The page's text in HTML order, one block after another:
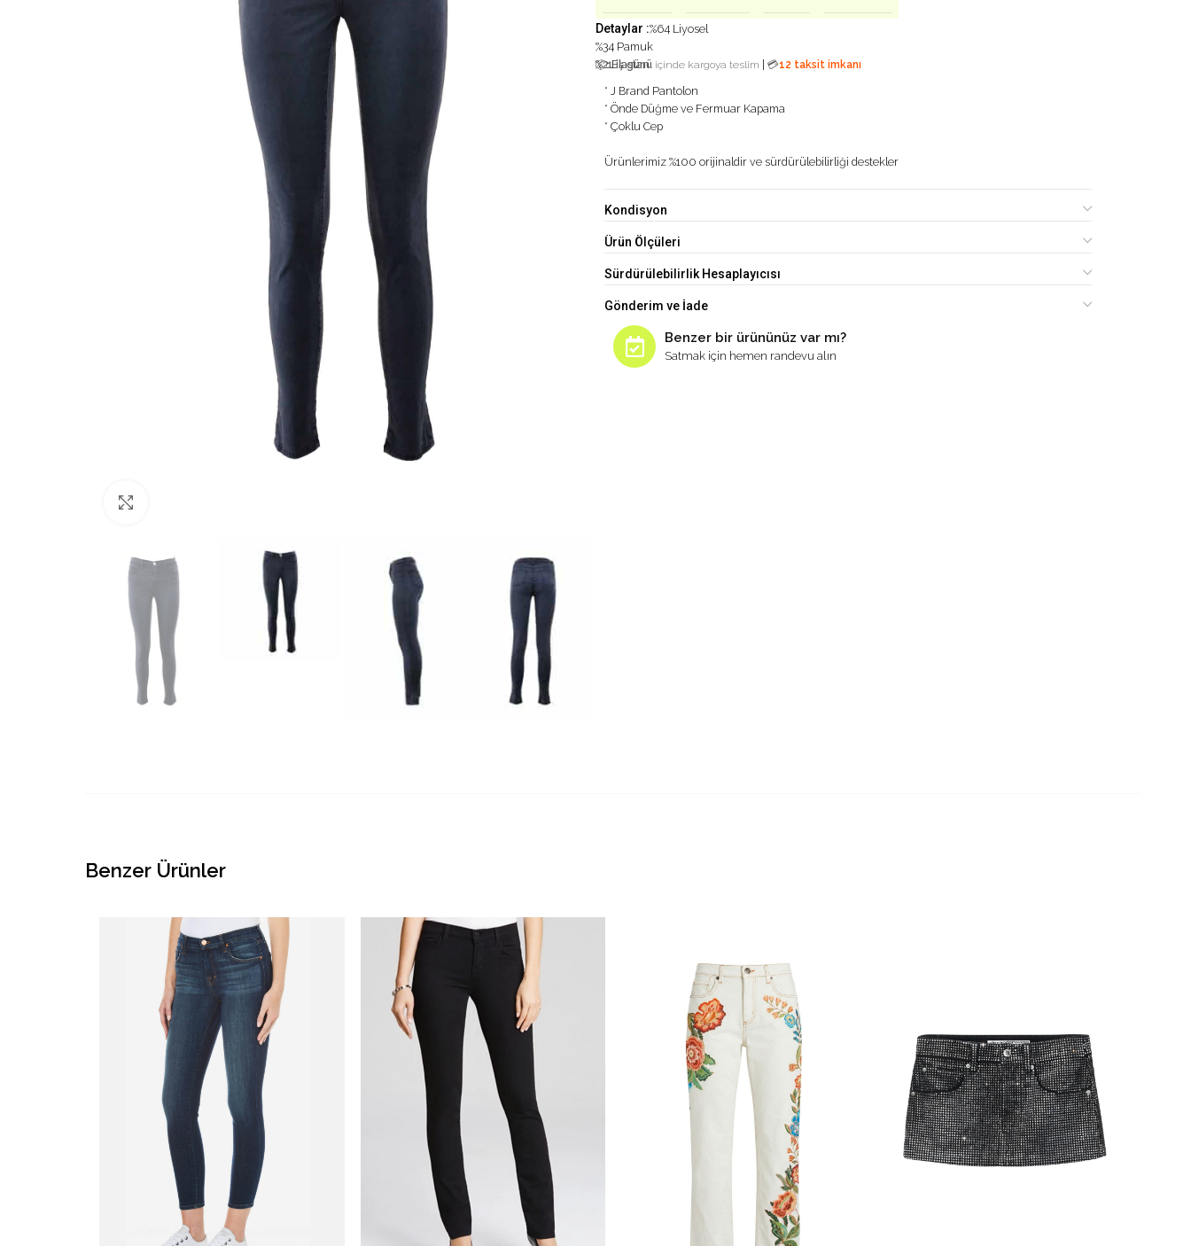
Detaylar :%64 Liyosel
%34 Pamuk
%2 Elastan
📦1 iş günü içinde kargoya teslim 💳12 taksit imkanı
* J Brand Pantolon
* Önde Düğme ve Fermuar Kapama
* Çoklu Cep
Ürünlerimiz %100 orijinaldir ve sürdürülebilirliği destekler
Kondisyon
Ürün Ölçüleri
Sürdürülebilirlik Hesaplayıcısı
Gönderim ve İade
Benzer bir ürününüz var mı?
Satmak için hemen randevu alın
Benzer Ürünler